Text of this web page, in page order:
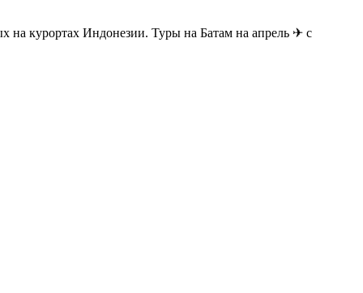
на курортах Индонезии. Туры на Батам на апрель ✈ с